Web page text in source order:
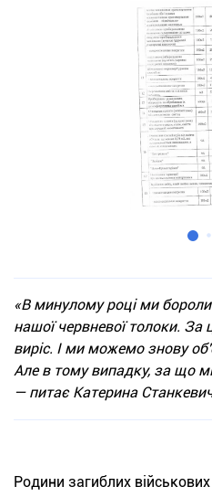
«В минулому році ми
нашої червневої толоки. За
виріс. І ми можемо знову
Але в тому випадку, за що
— питає Катерина
Родини загиблих